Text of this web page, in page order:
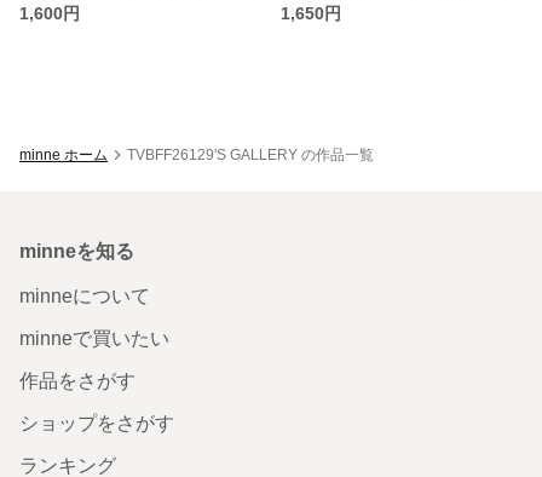
1,600円
1,650円
minne ホーム TVBFF26129'S GALLERY の作品一覧
minneを知る
minneについて
minneで買いたい
作品をさがす
ショップをさがす
ランキング